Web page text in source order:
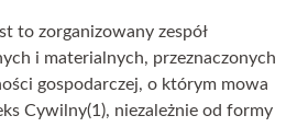
to zorganizowany zespół
i materialnych, przeznaczonych
gospodarczej, o którym mowa
Cywilny(1), niezależnie od formy